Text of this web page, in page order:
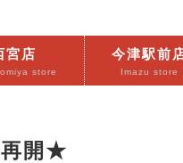
宮店
store
今津駅前
Imazu store
開★